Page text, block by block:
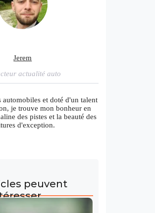
Jerem
actualité auto
automobiles et doté d'un talent
je trouve mon bonheur en
des pistes et la beauté des
d'exception.
peuvent